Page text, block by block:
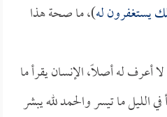
يستغفرون له)، ما صحة هذا
أعرف له أصلاً، الإنسان يقرأ ما
الليل ما تيسر والحمد لله يبشر